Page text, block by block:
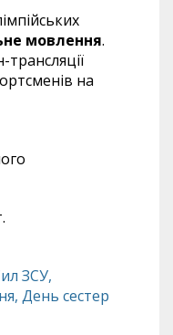
мовлення.
на
ЗСУ,
День сестер